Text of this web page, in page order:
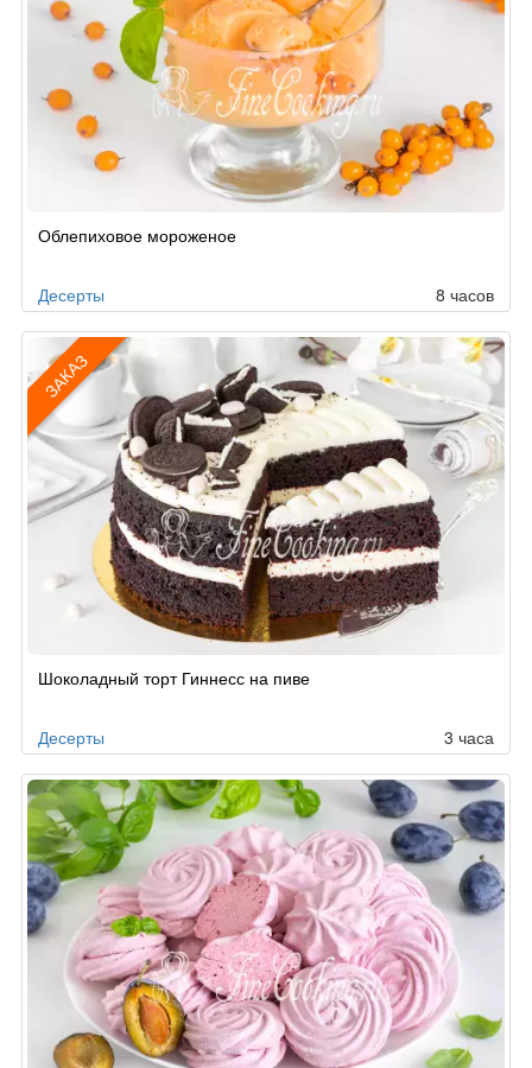
Облепиховое мороженое
Десерты 8 часов
ЗАКАЗ
поШоколадный торт Гиннесс на пиве
Десерты 3 часа